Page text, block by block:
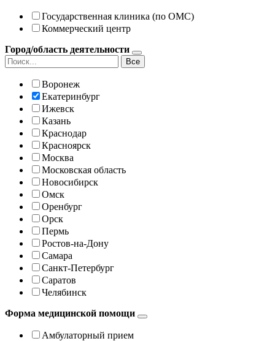
Государственная клиника (по ОМС)
Коммерческий центр
Город/область деятельности
Все
Воронеж
Екатеринбург
Ижевск
Казань
Краснодар
Красноярск
Москва
Московская область
Новосибирск
Омск
Оренбург
Орск
Пермь
Ростов-на-Дону
Самара
Санкт-Петербург
Саратов
Челябинск
Форма медицинской помощи
Амбулаторный прием